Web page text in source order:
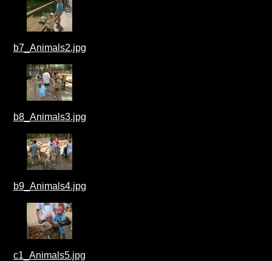
b7_Animals2.jpg
b8_Animals3.jpg
b9_Animals4.jpg
c1_Animals5.jpg